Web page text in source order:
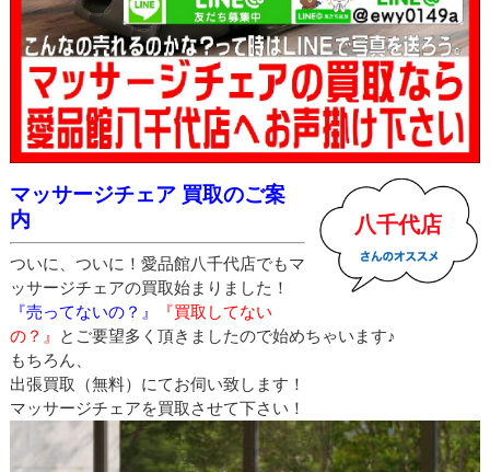
八千代店
マッサージチェア 買取のご案
内
ついに、ついに！愛品館八千代店でもマ
ッサージチェアの買取始まりました！
『売ってないの？』
『買取してない
の？』
とご要望多く頂きましたので始めちゃいます♪
もちろん、
出張買取（無料）にてお伺い致します！
マッサージチェアを買取させて下さい！